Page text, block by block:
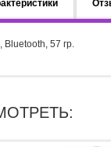
57 гр.